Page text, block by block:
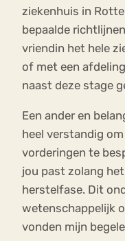
ziekenhuis in
bepaalde
vriendin het hele
of met een
naast deze stage
Een ander en
heel verstandig
vorderingen te
jou past zolang
herstelfase. Dit
wetenschappelijk
vonden mijn